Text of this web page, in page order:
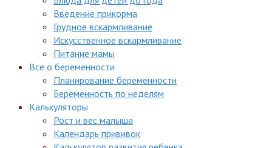
Введение прикорма
Грудное вскармливание
Искусственное вскармливание
Питание мамы
Все о беременности
Планирование беременности
Беременность по неделям
Калькуляторы
Рост и вес малыша
Календарь прививок